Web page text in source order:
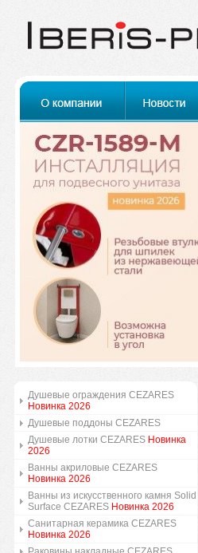
Душевые ограждения CEZARES
Новинка 2026
Душевые поддоны CEZARES
Душевые лотки CEZARES Новинка
2026
Ванны акриловые CEZARES
Новинка 2026
Ванны из искусственного камня Solid
Surface CEZARES Новинка 2026
Санитарная керамика CEZARES
Новинка 2026